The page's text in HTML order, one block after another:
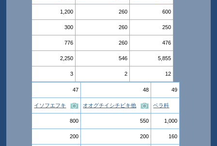
1,200
300
776
2,250
3
260
260
260
546
2
600
250
476
5,855
12
47
イソフエフキ
800
200
48
オオグチイシチビキ他
550
200
49
ベラ科
1,000
160